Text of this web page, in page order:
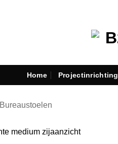
Home Projectinrichting
Bureaustoelen